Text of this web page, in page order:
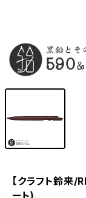
【クラフト鈴来
ート)